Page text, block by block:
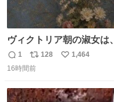
ヴィクトリア朝の淑女は
つけるものではないとさ
肌の手入れと同じくらい
が知る香水よりも単純な
返
信
1
リ
ポ
ト
128
い
数
1,464
16時間前